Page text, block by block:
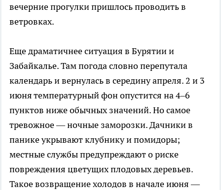
вечерние прогулки пришлось проводить в
ветровках.
Еще драматичнее ситуация в Бурятии и
Забайкалье. Там погода словно перепутала
календарь и вернулась в середину апреля. 2 и 3
июня температурный фон опустится на 4–6
пунктов ниже обычных значений. Но самое
тревожное — ночные заморозки. Дачники в
панике укрывают клубнику и помидоры;
местные службы предупреждают о риске
повреждения цветущих плодовых деревьев.
Такое возвращение холодов в начале июня —